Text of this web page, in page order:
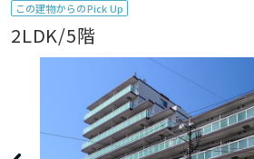
この建物からのPick Up
2LDK/5階